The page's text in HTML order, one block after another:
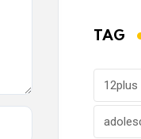
TAG
12plus